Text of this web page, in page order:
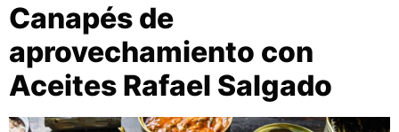
Canapés de
aprovechamiento con
Aceites Rafael Salgado